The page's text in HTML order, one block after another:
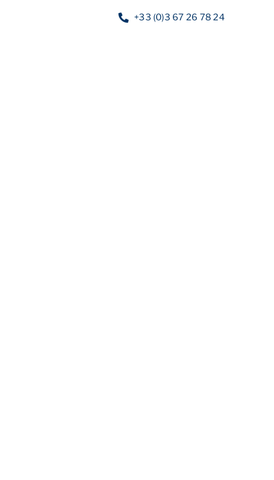
+33 (0)3 67 26 78 24